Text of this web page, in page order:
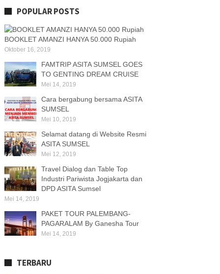
POPULAR POSTS
BOOKLET AMANZI HANYA 50.000 Rupiah
Oktober 16, 2019
FAMTRIP ASITA SUMSEL GOES
TO GENTING DREAM CRUISE
Mei 14, 2019
Cara bergabung bersama ASITA
SUMSEL
Mei 10, 2019
Selamat datang di Website Resmi
ASITA SUMSEL
Mei 12, 2019
Travel Dialog dan Table Top
Industri Pariwista Jogjakarta dan
DPD ASITA Sumsel
Mei 14, 2019
PAKET TOUR PALEMBANG-
PAGARALAM By Ganesha Tour
Mei 14, 2019
TERBARU